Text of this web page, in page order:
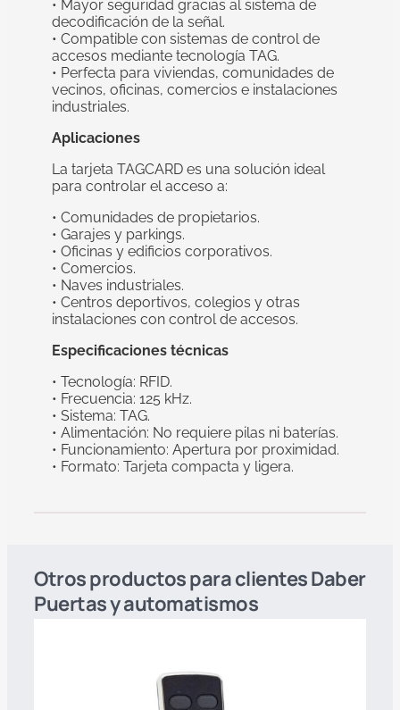
• Mayor seguridad gracias al sistema de
decodificación de la señal.
• Compatible con sistemas de control de
accesos mediante tecnología TAG.
• Perfecta para viviendas, comunidades de
vecinos, oficinas, comercios e instalaciones
industriales.
Aplicaciones
La tarjeta TAGCARD es una solución ideal
para controlar el acceso a:
• Comunidades de propietarios.
• Garajes y parkings.
• Oficinas y edificios corporativos.
• Comercios.
• Naves industriales.
• Centros deportivos, colegios y otras
instalaciones con control de accesos.
Especificaciones técnicas
• Tecnología: RFID.
• Frecuencia: 125 kHz.
• Sistema: TAG.
• Alimentación: No requiere pilas ni baterías.
• Funcionamiento: Apertura por proximidad.
• Formato: Tarjeta compacta y ligera.
Otros productos para clientes Daber
Puertas y automatismos